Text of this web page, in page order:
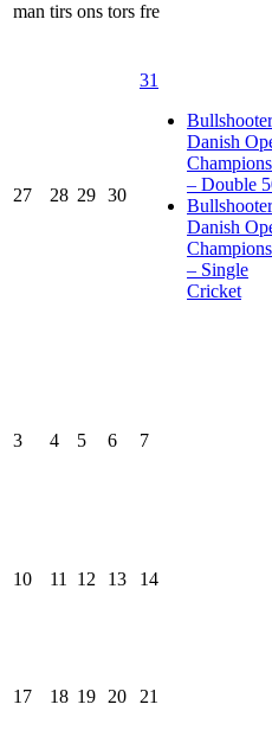
man tirs ons tors fre
27 28 29 30
31
Bullshooter
Danish
– Double
Bullshooter
Danish
– Single
Cricket
3 4 5 6 7
10 11 12 13 14
17 18 19 20 21